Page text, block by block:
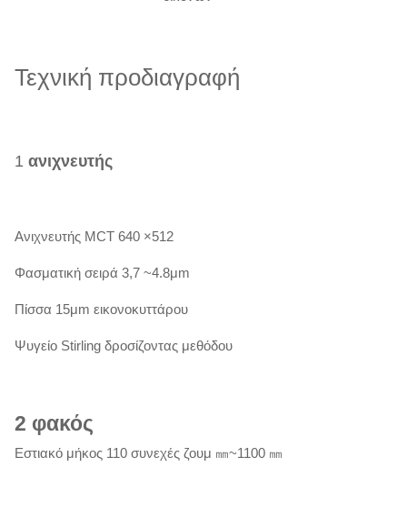
Τεχνική προδιαγραφή
1 ανιχνευτής
Ανιχνευτής MCT 640 ×512
Φασματική σειρά 3,7 ~4.8μm
Πίσσα 15μm εικονοκυττάρου
Ψυγείο Stirling δροσίζοντας μεθόδου
2 φακός
Εστιακό μήκος 110 συνεχές ζουμ ㎜~1100 ㎜